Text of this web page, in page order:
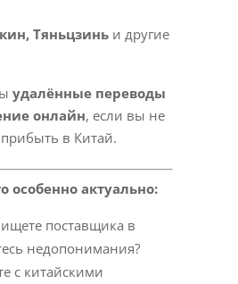
Тяньцзинь и другие
удалённые переводы
онлайн, если вы не
в Китай.
особенно актуально:
поставщика в
недопонимания?
с китайскими